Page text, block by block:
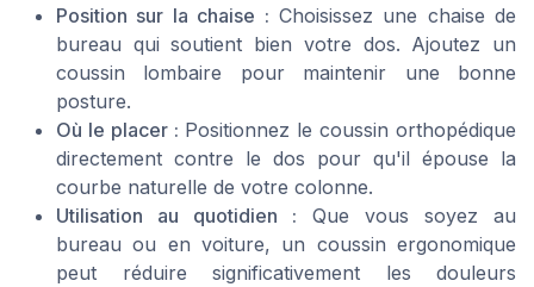
Position sur la chaise : Choisissez une chaise de
bureau qui soutient bien votre dos. Ajoutez un
coussin lombaire pour maintenir une bonne
posture.
Où le placer : Positionnez le coussin orthopédique
directement contre le dos pour qu'il épouse la
courbe naturelle de votre colonne.
Utilisation au quotidien : Que vous soyez au
bureau ou en voiture, un coussin ergonomique
peut réduire significativement les douleurs